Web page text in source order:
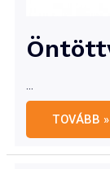
…
Öntöttvas
bogrács
16
es
TOVÁBB »